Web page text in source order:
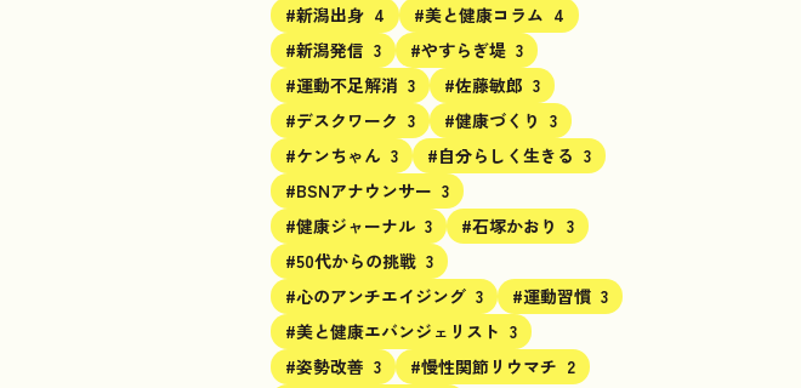
#新潟出身 4 #美と健康コラム 4
#新潟発信 3 #やすらぎ堤 3
#運動不足解消 3 #佐藤敏郎 3
#デスクワーク 3 #健康づくり 3
#ケンちゃん 3 #自分らしく生きる 3
#BSNアナウンサー 3
#健康ジャーナル 3 #石塚かおり 3
#50代からの挑戦 3
#心のアンチエイジング 3 #運動習慣 3
#美と健康エバンジェリスト 3
#姿勢改善 3 #慢性関節リウマチ 2